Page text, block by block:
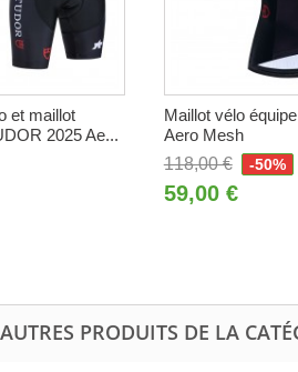
et maillot
2025 Ae...
Maillot vélo
Aero Mesh
118,00 €
-50%
59,00 €
PRODUITS DE LA